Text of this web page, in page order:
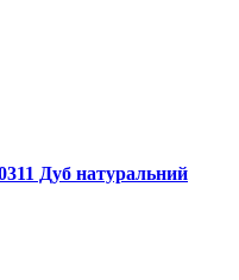
Дуб натуральний